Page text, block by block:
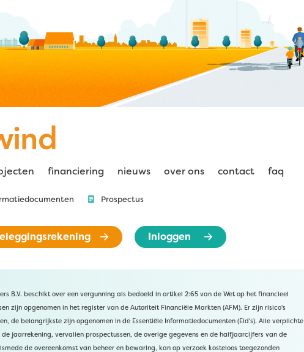
financiering nieuws over ons contact faq
Prospectus
Inloggen
B.V. beschikt over een vergunning als bedoeld in artikel 2:65 van de Wet op het financieel
zijn opgenomen in het register van de Autoriteit Financiële Markten (AFM). Er zijn risico's
de belangrijkste zijn opgenomen in de Essentiële Informatiedocumenten (Eid's). Alle verplichte
jaarrekening, vervallen prospectussen, de overige gegevens en de halfjaarcijfers van de
de overeenkomst van beheer en bewaring, kan op verzoek kosteloos toegezonden